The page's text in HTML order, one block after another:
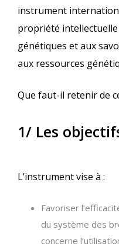
instrument
propriété
génétiques et aux
aux ressources
Que faut-il retenir de
1/ Les
L’instrument vise à :
Favoriser
du système des
concerne